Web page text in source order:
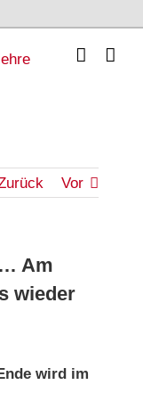
Vor
Am
wieder
wird im